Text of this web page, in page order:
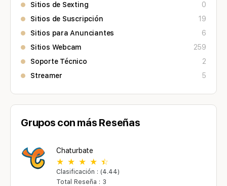
Sitios de Sexting
0
Sitios de Suscripción
19
Sitios para Anunciantes
6
Sitios Webcam
259
Soporte Técnico
2
Streamer
5
Grupos con más Reseñas
Chaturbate
Clasificación : (4.44)
Total Reseña : 3